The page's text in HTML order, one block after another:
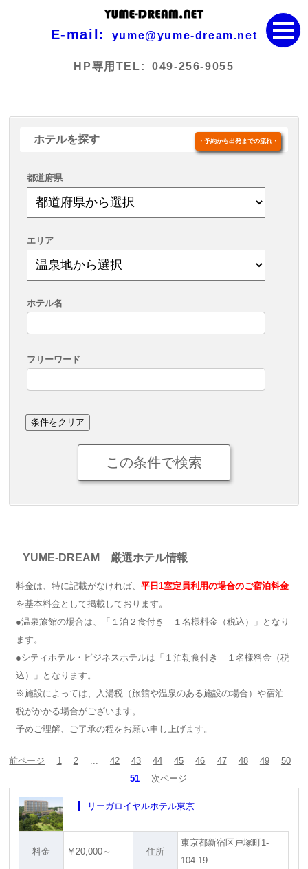
E-mail: yume@yume-dream.net
HP専用TEL: 049-256-9055
ホテルを探す ・予約から出発までの流れ・
都道府県
エリア
ホテル名
フリーワード
YUME-DREAM 厳選ホテル情報
料金は、特に記載がなければ、平日1室定員利用の場合のご宿泊料金
を基本料金として掲載しております。
●温泉旅館の場合は、「１泊２食付き １名様料金（税込）」となり
ます。
●シティホテル・ビジネスホテルは「１泊朝食付き １名様料金（税
込）」となります。
※施設によっては、入湯税（旅館や温泉のある施設の場合）や宿泊
税がかかる場合がございます。
予めご理解、ご了承の程をお願い申し上げます。
前ページ 1 2 ... 42 43 44 45 46 47 48 49
50
51
次ページ
リーガロイヤルホテル東京
料金 ￥20,000～ 住所
東京都新宿区戸塚町1-
104-19